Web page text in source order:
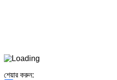
শেয়ার করুন: